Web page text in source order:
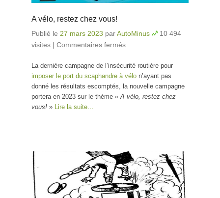
A vélo, restez chez vous!
Publié le 27 mars 2023 parAutoMinus
10 494
visites | Commentaires fermés
La dernière campagne de l’insécurité routière pour
imposer le port du scaphandre à vélo n’ayant pas
donné les résultats escomptés, la nouvelle campagne
portera en 2023 sur le thème « A vélo, restez chez
vous! » Lire la suite…